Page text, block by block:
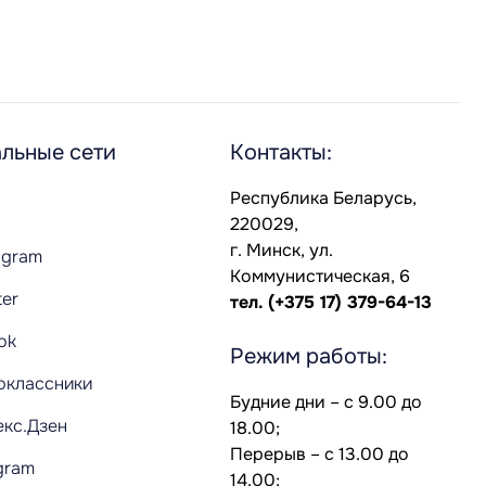
сети Контакты:
Республика Беларусь,
220029,
г. Минск, ул.
Коммунистическая, 6
тел. (+375 17) 379-64-13
Режим работы:
Будние дни – с 9.00 до
18.00;
Перерыв – с 13.00 до
14.00;